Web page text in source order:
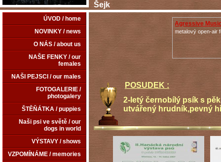
Šejk
ÚVOD / home
NOVINKY / news
O NÁS / about us
NAŠE FENKY / our
females
NAŠI PEJSCI / our males
FOTOGALERIE /
photogalery
ŠTĚŇÁTKA / puppies
Naši psi ve světě / our
dogs in world
VÝSTAVY / shows
VZPOMÍNÁME / memories
Agressive
metalový open-air
POSUDEK :
2-letý černobílý psík s
utvářený hrudník,pevný